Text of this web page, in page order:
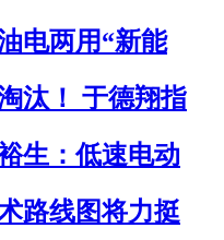
电两用“新能
汰！ 于德翔指
生：低速电动
路线图将力挺